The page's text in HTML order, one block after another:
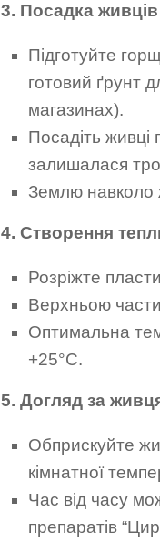
3. Посадка живців
Підготуйте
готовий ґрунт
магазинах).
Посадіть
залишалася
Землю навколо
4. Створення
Розріжте
Верхньою
Оптимальна
+25°C.
5. Догляд за
Обприскуйте
кімнатної
Час від часу
препаратів